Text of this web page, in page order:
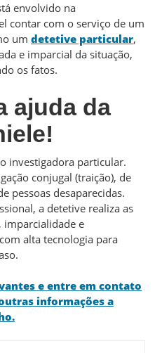
envolvido na
contar com o serviço de um
um detetive particular,
e imparcial da situação,
os fatos.
ajuda da
investigadora particular.
conjugal (traição), de
pessoas desaparecidas.
a detetive realiza as
imparcialidade e
alta tecnologia para
e entre em contato
informações a